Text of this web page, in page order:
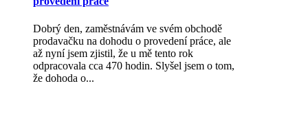
Dobrý den, zaměstnávám ve svém obchodě
prodavačku na dohodu o provedení práce, ale
až nyní jsem zjistil, že u mě tento rok
odpracovala cca 470 hodin. Slyšel jsem o tom,
že dohoda o...